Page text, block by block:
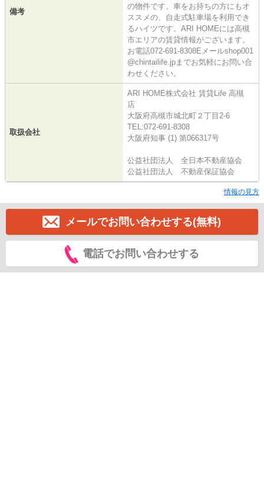
備考
の物件です。車をお持ちの方にもオ
ススメの、自走式駐車場を利用でき
るハイツです。ARI HOMEには高槻
市エリアの賃貸情報がございます。
お電話072-691-8308Eメールshop001
@chintailife.jpまでお気軽にお問い合
わせください。
取扱会社
ARI HOME株式会社 賃貸Life 高槻
店
大阪府高槻市城北町２丁目2-6
TEL:072-691-8308
大阪府知事 (1) 第066317号
公益社団法人 全日本不動産協会
公益社団法人 不動産保証協会
情報の見方
メールでお問い合わせする(無料)
電話でお問い合わせする